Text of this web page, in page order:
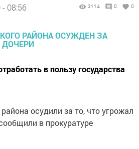
08:56 3114 0 0
в пользу государства
осудили за то, что угрожал
в прокуратуре